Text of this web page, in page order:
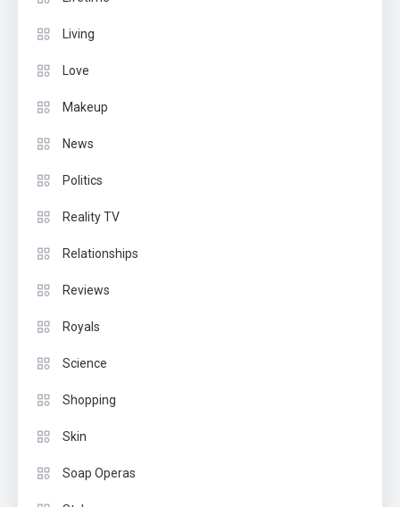
Living
Love
Makeup
News
Politics
Reality TV
Relationships
Reviews
Royals
Science
Shopping
Skin
Soap Operas